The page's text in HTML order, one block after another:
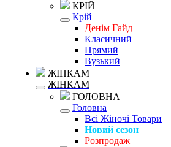
КРІЙ
Крій
Денім Гайд
Класичний
Прямий
Вузький
ЖІНКАМ
ЖІНКАМ
ГОЛОВНА
Головна
Всі Жіночі Товари
Новий сезон
Розпродаж